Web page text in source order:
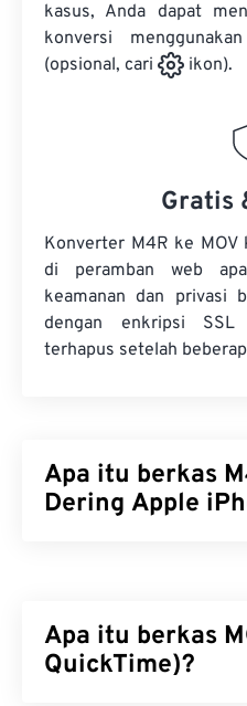
kasus, Anda dapat
konversi
(opsional, cari
ikon).
Gratis
Konverter M4R ke
di peramban web
keamanan dan privasi
dengan enkripsi
terhapus setelah
Apa itu berkas
Dering Apple
M4R adalah 40 detik.
antara M4R dan MPEG 4
Apa itu berkas
QuickTime)?